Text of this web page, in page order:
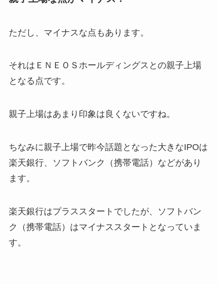
ただし、マイナスな点もあります。
それはＥＮＥＯＳホールディングスとの親子上場
となる点です。
親子上場はあまり印象は良くないですね。
ちなみに親子上場で昨今話題となった大きなIPOは
楽天銀行、ソフトバンク（携帯電話）などがあり
ます。
楽天銀行はプラススタートでしたが、ソフトバン
ク（携帯電話）はマイナススタートとなっていま
す。